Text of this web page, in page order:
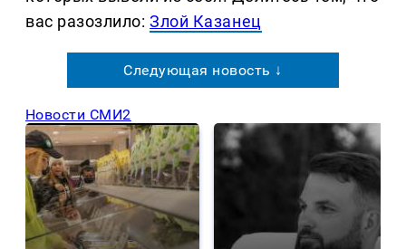
вас разозлило:Злой Казанец
Следующая новость ↓
Новости СМИ2